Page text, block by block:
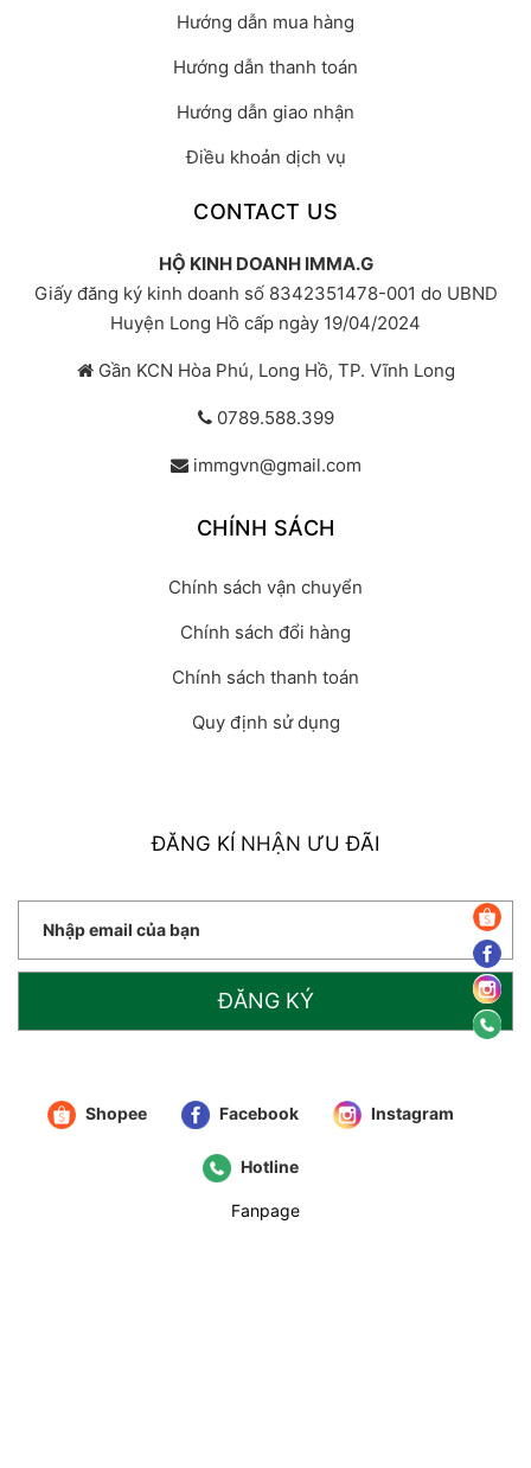
Hướng dẫn mua hàng
Hướng dẫn thanh toán
Hướng dẫn giao nhận
Điều khoản dịch vụ
CONTACT US
HỘ KINH DOANH IMMA.G
Giấy đăng ký kinh doanh số 8342351478-001 do UBND
Huyện Long Hồ cấp ngày 19/04/2024
Gần KCN Hòa Phú, Long Hồ, TP. Vĩnh Long
0789.588.399
immgvn@gmail.com
CHÍNH SÁCH
Chính sách vận chuyển
Chính sách đổi hàng
Chính sách thanh toán
Quy định sử dụng
ĐĂNG KÍ NHẬN ƯU ĐÃI
ĐĂNG KÝ
Shopee Facebook Instagram
Hotline
Fanpage